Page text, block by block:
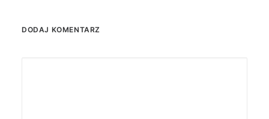
DODAJ KOMENTARZ